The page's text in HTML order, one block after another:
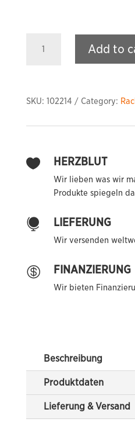
Plattform
Add to
SKU: 102214 Category:
 HERZBLUT
Wir lieben was wir
Produkte spiegeln
 LIEFERUNG
Wir versenden
 FINANZIERUNG
Wir bieten
Beschreibung
Produktdaten
Lieferung & Versand